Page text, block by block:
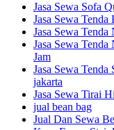
Jasa Sewa Sofa
Jasa Sewa
Jasa Sewa
Jasa Sewa
Jam
Jasa Sewa
jakarta
Jasa Sewa Tirai
jual bean bag
Jual Dan Sewa